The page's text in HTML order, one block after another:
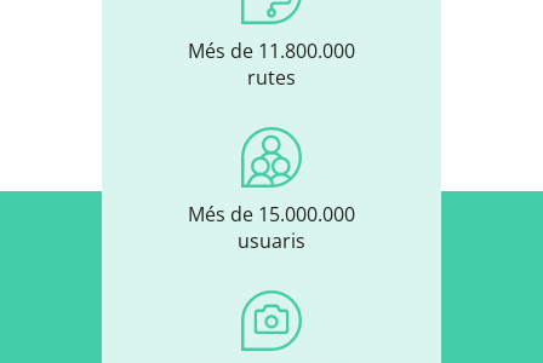
Més de 11.800.000
rutes
Més de 15.000.000
usuaris